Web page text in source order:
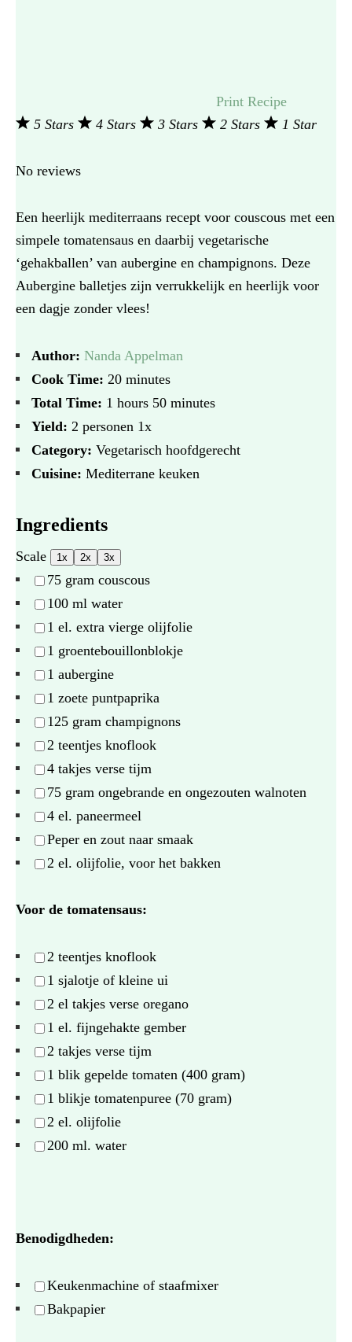
Print Recipe
5 Stars
4 Stars 3 Stars 2 Stars 1 Star
No reviews
Een heerlijk mediterraans recept voor couscous met een
simpele tomatensaus en daarbij vegetarische
‘gehakballen’ van aubergine en champignons. Deze
Aubergine balletjes zijn verrukkelijk en heerlijk voor
een dagje zonder vlees!
Author: Nanda Appelman
Cook Time: 20 minutes
Total Time: 1 hours 50 minutes
Yield: 2 personen 1x
Category: Vegetarisch hoofdgerecht
Cuisine: Mediterrane keuken
Ingredients
Scale 1x 2x 3x
75 gram couscous
100 ml water
1 el. extra vierge olijfolie
1 groentebouillonblokje
1 aubergine
1 zoete puntpaprika
125 gram champignons
2 teentjes knoflook
4 takjes verse tijm
75 gram ongebrande en ongezouten walnoten
4 el. paneermeel
Peper en zout naar smaak
2 el. olijfolie, voor het bakken
Voor de tomatensaus:
2 teentjes knoflook
1 sjalotje of kleine ui
2 el takjes verse oregano
1 el. fijngehakte gember
2 takjes verse tijm
1 blik gepelde tomaten (400 gram)
1 blikje tomatenpuree (70 gram)
2 el. olijfolie
200 ml. water
Benodigdheden:
Keukenmachine of staafmixer
Bakpapier